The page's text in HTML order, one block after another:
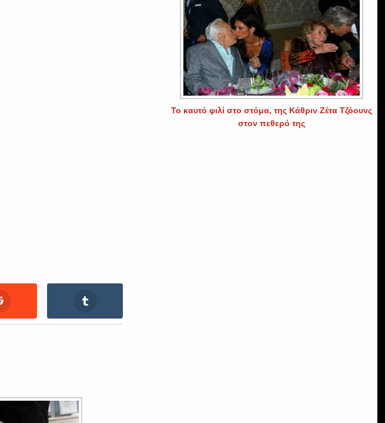
Το καυτό φιλί στο στόμα, της Κάθριν Ζέτα Τζόουνς
στον πεθερό της